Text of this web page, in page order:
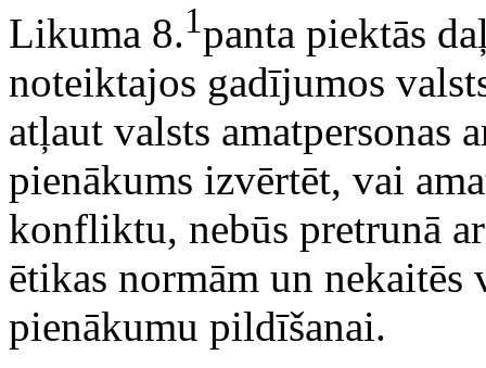
Likuma 8.1panta piektās
noteiktajos gadījumos
atļaut valsts amatpersonas
pienākums izvērtēt, vai
konfliktu, nebūs pretrunā
ētikas normām un nekaitēs
pienākumu pildīšanai.